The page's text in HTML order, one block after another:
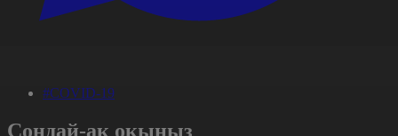
#COVID-19
Сондай-ақ оқыңыз